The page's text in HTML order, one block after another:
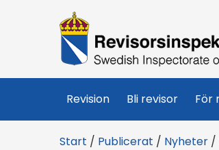
R
e
v
i
Revision Bli revisor För
Start / Publicerat / Nyheter /